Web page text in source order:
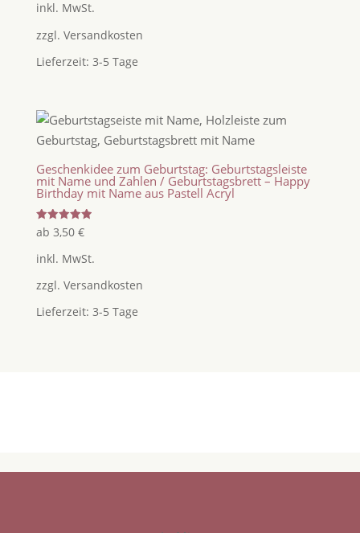
von 5
inkl. MwSt.
zzgl. Versandkosten
Lieferzeit: 3-5 Tage
Geschenkidee zum Geburtstag: Geburtstagsleiste
mit Name und Zahlen / Geburtstagsbrett – Happy
Birthday mit Name aus Pastell Acryl
Bewertet
mit
von 5
ab 3,50 €
inkl. MwSt.
zzgl. Versandkosten
Lieferzeit: 3-5 Tage